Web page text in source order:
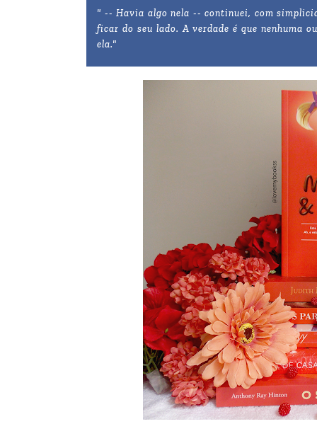
" -- Havia algo nela -- continuei, com
ficar do seu lado. A verdade é que nenhuma
ela."